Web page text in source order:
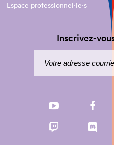
Espace professionnel·le⋅s
Inscrivez-